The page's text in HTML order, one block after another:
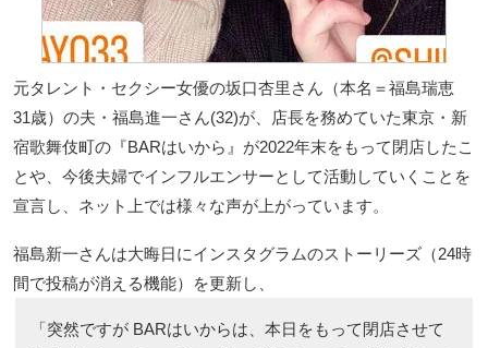
元タレント・セクシー女優の坂口杏里さん（本名＝福島瑞恵
31歳）の夫・福島進一さん(32)が、店長を務めていた東京・新
宿歌舞伎町の『BARはいから』が2022年末をもって閉店したこ
とや、今後夫婦でインフルエンサーとして活動していくことを
宣言し、ネット上では様々な声が上がっています。
福島新一さんは大晦日にインスタグラムのストーリーズ（24時
間で投稿が消える機能）を更新し、
「突然ですが BARはいからは、本日をもって閉店させて